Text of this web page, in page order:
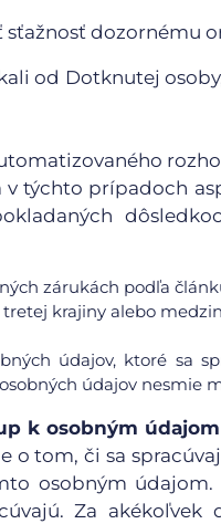
dozornému
od Dotknutej
v týchto prípadoch
zárukách podľa
tretej krajiny alebo
údajov, ktoré sa
údajov nesmie
k osobným údajom
o tom, či sa
osobným
Za